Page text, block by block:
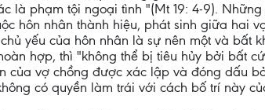
là phạm tội ngoại tình "(Mt 19: 4-9).
hôn nhân thành hiệu, phát sinh giữa hai
yếu của hôn nhân là sự nên một và bất
hợp, thì "không thể bị tiêu hủy bởi bất
của vợ chồng được xác lập và đóng dấu
có quyền làm trái với cách bố trí này